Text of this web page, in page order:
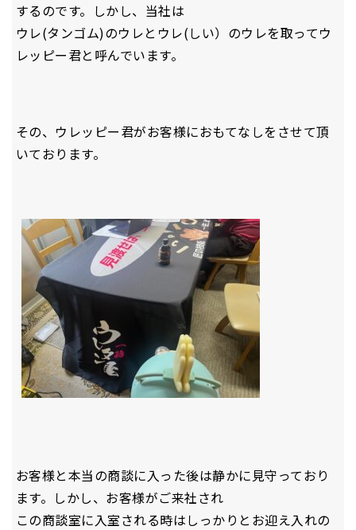
するのです。しかし、当社は
ウレ(タンゴム)のウレとウレ(しい）のウレを取ってウ
レッピー君と呼んでいます。
その、ウレッピー君がお客様におもてなしをさせて頂
いております。
お客様と本当の商談に入った後は静かに見守っており
ます。しかし、お客様がご来社され
この商談室に入室される時はしっかりとお迎え入れの